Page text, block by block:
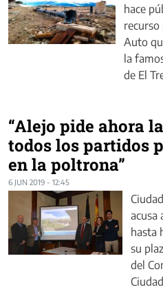
hace
Auto
la
de El
“Alejo pide ahora
todos los partidos
en la poltrona”
6 JUN 2019 - 12:45
acusa
hasta
su
del